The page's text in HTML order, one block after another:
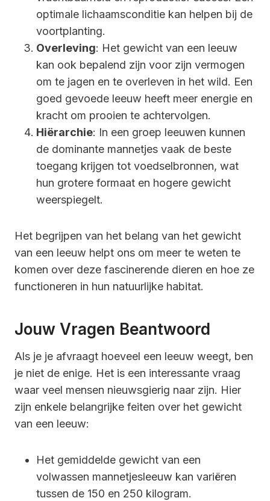
optimale lichaamsconditie kan helpen bij de
voortplanting.
Overleving: Het gewicht van een leeuw
kan ook bepalend zijn voor zijn vermogen
om te jagen en te overleven in het wild. Een
goed gevoede leeuw heeft meer energie en
kracht om prooien te achtervolgen.
Hiërarchie: In een groep leeuwen kunnen
de dominante mannetjes vaak de beste
toegang krijgen tot voedselbronnen, wat
hun grotere formaat en hogere gewicht
weerspiegelt.
Het begrijpen van het belang van het gewicht
van een leeuw helpt ons om meer te weten te
komen over deze fascinerende dieren en hoe ze
functioneren in hun natuurlijke habitat.
Jouw Vragen Beantwoord
Als je je afvraagt hoeveel een leeuw weegt, ben
je niet de enige. Het is een interessante vraag
waar veel mensen nieuwsgierig naar zijn. Hier
zijn enkele belangrijke feiten over het gewicht
van een leeuw:
Het gemiddelde gewicht van een
volwassen mannetjesleeuw kan variëren
tussen de 150 en 250 kilogram.